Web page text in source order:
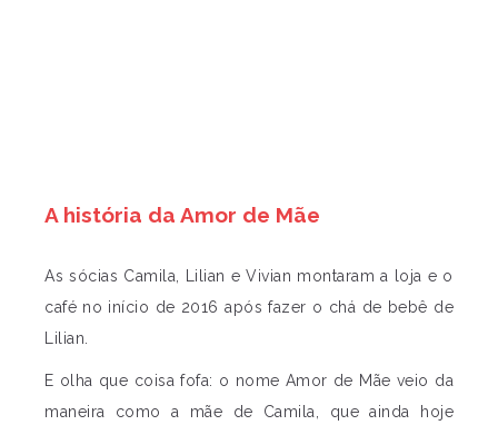
A história da Amor de Mãe
As sócias Camila, Lilian e Vivian montaram a loja e o
café no início de 2016 após fazer o chá de bebê de
Lilian.
E olha que coisa fofa: o nome Amor de Mãe veio da
maneira como a mãe de Camila, que ainda hoje